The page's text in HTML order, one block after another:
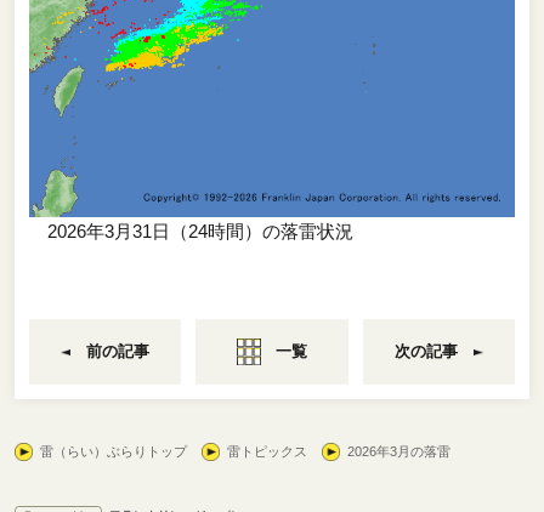
2026年3月31日（24時間）の落雷状況
前の記事 一覧 次の記事
雷（らい）ぶらりトップ 雷トピックス 2026年3月の落雷